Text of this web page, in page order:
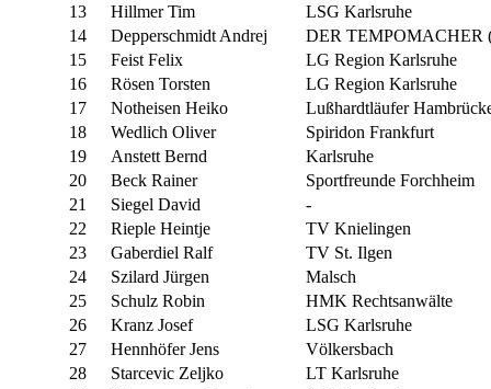
13
Hillmer Tim
LSG Karlsruhe
14
Depperschmidt Andrej
DER TEMPOMACHER
15
Feist Felix
LG Region Karlsruhe
16
Rösen Torsten
LG Region Karlsruhe
17
Notheisen Heiko
Lußhardtläufer
18
Wedlich Oliver
Spiridon Frankfurt
19
Anstett Bernd
Karlsruhe
20
Beck Rainer
Sportfreunde Forchheim
21
Siegel David
-
22
Rieple Heintje
TV Knielingen
23
Gaberdiel Ralf
TV St. Ilgen
24
Szilard Jürgen
Malsch
25
Schulz Robin
HMK Rechtsanwälte
26
Kranz Josef
LSG Karlsruhe
27
Hennhöfer Jens
Völkersbach
28
Starcevic Zeljko
LT Karlsruhe